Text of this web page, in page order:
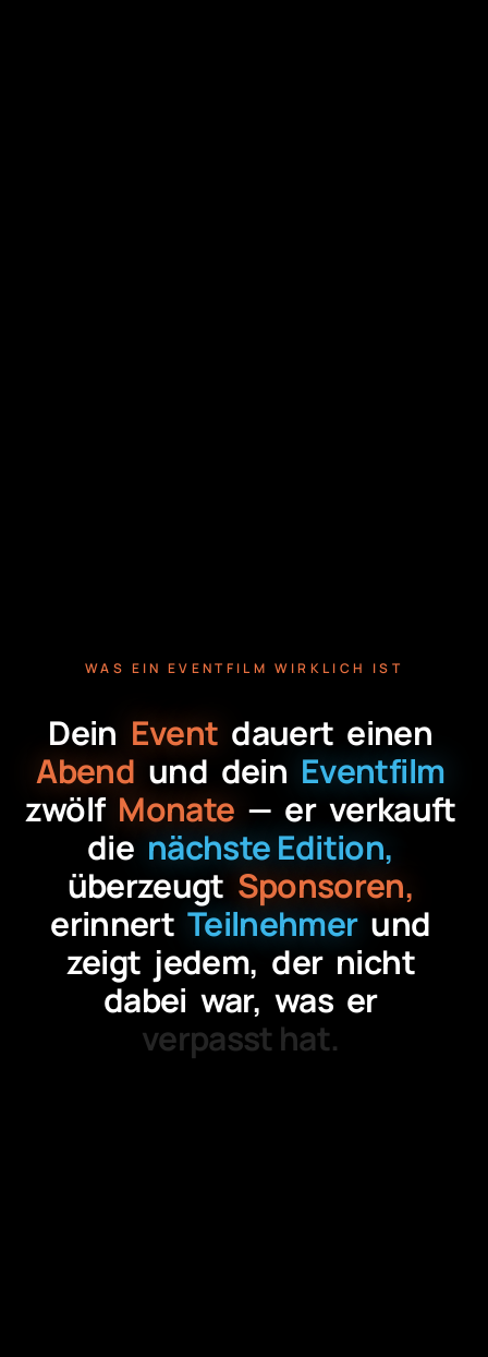
WAS EIN EVENTFILM WIRKLICH IST
Dein Event dauert einen
Abend und dein Eventfilm
zwölf Monate — er verkauft
die nächste Edition,
überzeugt Sponsoren,
erinnert Teilnehmer und
zeigt jedem, der nicht
dabei war, was er
verpasst hat.